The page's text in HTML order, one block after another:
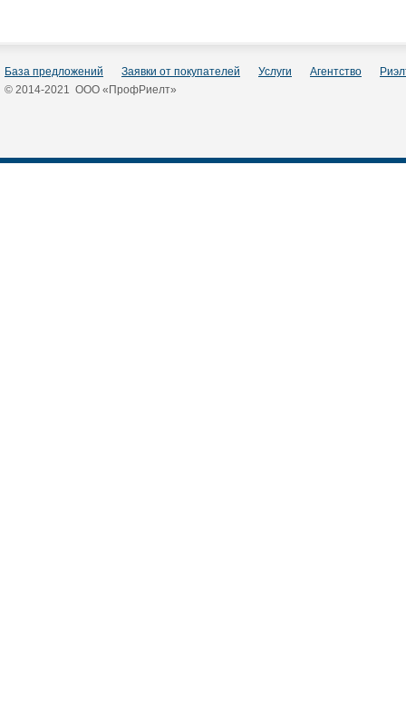
База предложений Заявки от покупателей Услуги Агентство
© 2014-2021 ООО «ПрофРиелт»